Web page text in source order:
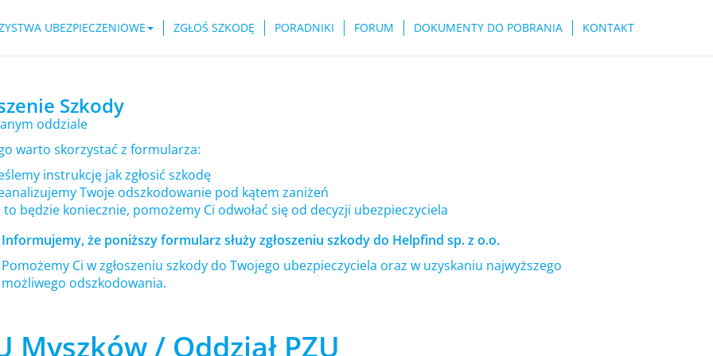
UBEZPIECZENIOWE ZGŁOŚ SZKODĘ PORADNIKI FORUM DOKUMENTY DO POBRANIA KONTAKT
Szkody
oddziale
warto skorzystać z formularza:
instrukcję jak zgłosić szkodę
Twoje odszkodowanie pod kątem zaniżeń
będzie koniecznie, pomożemy Ci odwołać się od decyzji ubezpieczyciela
Informujemy, że poniższy formularz służy zgłoszeniu szkody do Helpfind sp. z o.o.
Pomożemy Ci w zgłoszeniu szkody do Twojego ubezpieczyciela oraz w uzyskaniu najwyższego
możliwego odszkodowania.
Myszków / Oddział PZU